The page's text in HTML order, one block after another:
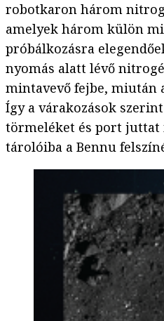
robotkaron három
amelyek három külön
próbálkozásra
nyomás alatt lévő
mintavevő fejbe, miután
Így a várakozások
törmeléket és port juttat
tárolóiba a Bennu